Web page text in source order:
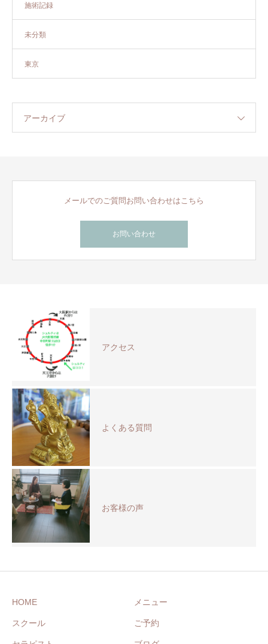
施術記録
未分類
東京
アーカイブ
メールでのご質問お問い合わせはこちら
お問い合わせ
アクセス
よくある質問
お客様の声
HOME メニュー
スクール ご予約